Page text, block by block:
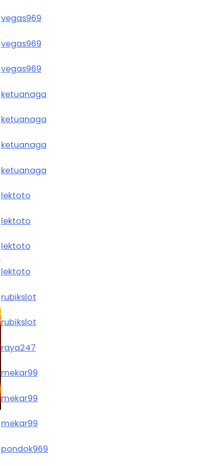
vegas969
vegas969
vegas969
ketuanaga
ketuanaga
ketuanaga
ketuanaga
lektoto
lektoto
lektoto
lektoto
rubikslot
rubikslot
raya247
mekar99
mekar99
mekar99
pondok969